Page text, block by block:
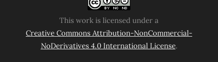
This work is licensed under a
Creative Commons Attribution-NonCommercial-
NoDerivatives 4.0 International License.